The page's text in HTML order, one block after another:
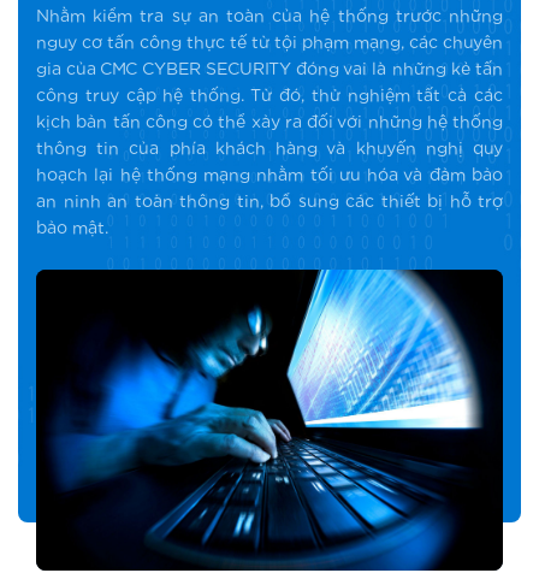
Nhằm kiểm tra sự an toàn của hệ thống trước những
nguy cơ tấn công thực tế từ tội phạm mạng, các chuyên
gia của CMC CYBER SECURITY đóng vai là những kẻ tấn
công truy cập hệ thống. Từ đó, thử nghiệm tất cả các
kịch bản tấn công có thể xảy ra đối với những hệ thống
thông tin của phía khách hàng và khuyến nghị quy
hoạch lại hệ thống mạng nhằm tối ưu hóa và đảm bảo
an ninh an toàn thông tin, bổ sung các thiết bị hỗ trợ
bảo mật.